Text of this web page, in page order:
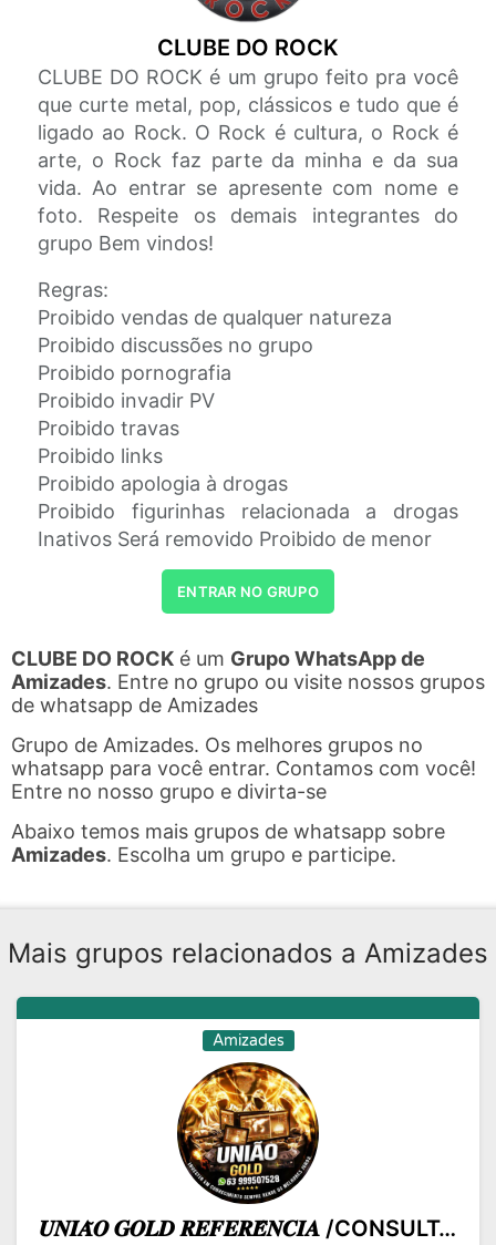
CLUBE DO ROCK
CLUBE DO ROCK é um grupo feito pra você
que curte metal, pop, clássicos e tudo que é
ligado ao Rock. O Rock é cultura, o Rock é
arte, o Rock faz parte da minha e da sua
vida. Ao entrar se apresente com nome e
foto. Respeite os demais integrantes do
grupo Bem vindos!
Regras:
Proibido vendas de qualquer natureza
Proibido discussões no grupo
Proibido pornografia
Proibido invadir PV
Proibido travas
Proibido links
Proibido apologia à drogas
Proibido figurinhas relacionada a drogas
Inativos Será removido Proibido de menor
ENTRAR NO GRUPO
CLUBE DO ROCK é um Grupo WhatsApp de
Amizades. Entre no grupo ou visite nossos grupos
de whatsapp de Amizades
Grupo de Amizades. Os melhores grupos no
whatsapp para você entrar. Contamos com você!
Entre no nosso grupo e divirta-se
Abaixo temos mais grupos de whatsapp sobre
Amizades. Escolha um grupo e participe.
Mais grupos relacionados a Amizades
Amizades
𝑼𝑵𝑰𝑨̃𝑶 𝑮𝑶𝑳𝑫 𝑹𝑬𝑭𝑬𝑹𝑬̂𝑵𝑪𝑰𝑨 /CONSULTÁVEIS NF👑